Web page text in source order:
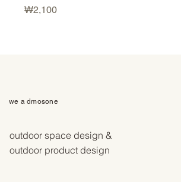
価格
₩2,100
we a dmosone
outdoor space design &
outdoor product design